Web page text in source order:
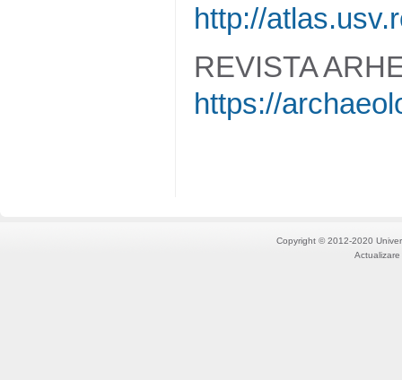
http://
REVISTA
https://
Copyright © 2012-2020